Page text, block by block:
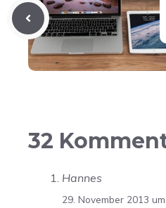
32
Hannes
29. November 2013